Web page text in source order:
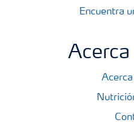
Encuentra
Acerca
Acerca